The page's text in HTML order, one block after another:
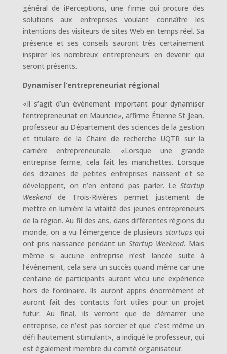
général de iPerceptions, une firme qui procure des
solutions aux entreprises voulant connaître les
intentions des visiteurs de sites Web en temps réel. Sa
présence et ses conseils sauront très certainement
inspirer les nombreux entrepreneurs en devenir qui
seront présents.
Dynamiser l’entrepreneuriat régional
«Il s’agit d’un événement important pour dynamiser
l’entrepreneuriat en Mauricie», affirme Étienne St-Jean,
professeur au Département des sciences de la gestion
et titulaire de la Chaire de recherche UQTR sur la
carrière entrepreneuriale. «Lorsque une grande
entreprise ferme, cela fait les manchettes. Lorsque
des dizaines de petites entreprises naissent et se
développent, on n’en entend pas parler. LeStartup
Weekendde Trois-Rivières permet justement de
mettre en lumière la vitalité des jeunes entrepreneurs
de la région. Au fil des ans, dans différentes régions du
monde, on a vu l’émergence de plusieurs startupsqui
ont pris naissance pendant unStartup Weekend. Mais
même si aucune entreprise n’est lancée suite à
l’événement, cela sera un succès quand même car une
centaine de participants auront vécu une expérience
hors de l’ordinaire. Ils auront appris énormément et
auront fait des contacts fort utiles pour un projet
futur. Au final, ils verront que de démarrer une
entreprise, ce n’est pas sorcier et que c’est même un
défi hautement stimulant», a indiqué le professeur, qui
est également membre du comité organisateur.